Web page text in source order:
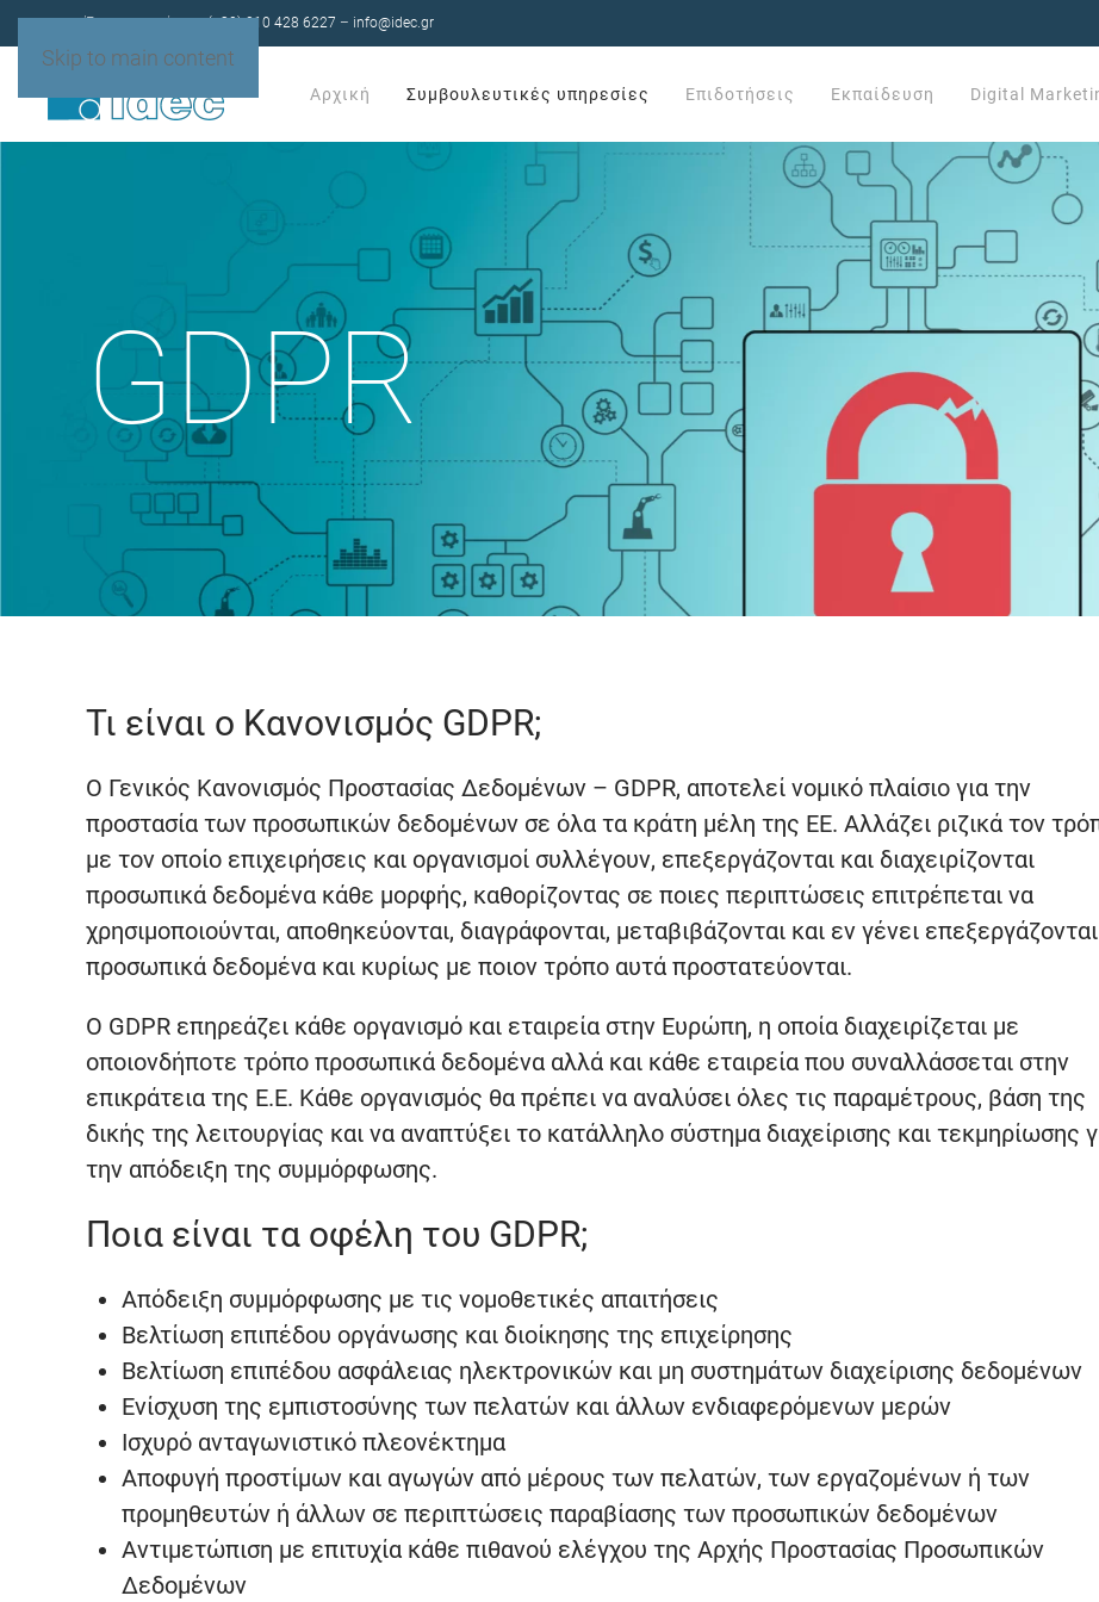
Skip to main content
Έχετε ερωτήσεις;(+30) 210 428 6227 – info@idec.gr
Αρχική Συμβουλευτικές υπηρεσίες Επιδοτήσεις Εκπαίδευση Digital
GDPR
Τι είναι ο Κανονισμός GDPR;
Ο Γενικός Κανονισμός Προστασίας Δεδομένων – GDPR, αποτελεί νομικό πλαίσιο για την
προστασία των προσωπικών δεδομένων σε όλα τα κράτη μέλη της ΕΕ. Αλλάζει ριζικά τον
με τον οποίο επιχειρήσεις και οργανισμοί συλλέγουν, επεξεργάζονται και διαχειρίζονται
προσωπικά δεδομένα κάθε μορφής, καθορίζοντας σε ποιες περιπτώσεις επιτρέπεται να
χρησιμοποιούνται, αποθηκεύονται, διαγράφονται, μεταβιβάζονται και εν γένει
προσωπικά δεδομένα και κυρίως με ποιον τρόπο αυτά προστατεύονται.
Ο GDPR επηρεάζει κάθε οργανισμό και εταιρεία στην Ευρώπη, η οποία διαχειρίζεται με
οποιονδήποτε τρόπο προσωπικά δεδομένα αλλά και κάθε εταιρεία που συναλλάσσεται στην
επικράτεια της Ε.E. Κάθε οργανισμός θα πρέπει να αναλύσει όλες τις παραμέτρους, βάση της
δικής της λειτουργίας και να αναπτύξει το κατάλληλο σύστημα διαχείρισης και τεκμηρίωσης
την απόδειξη της συμμόρφωσης.
Ποια είναι τα οφέλη του GDPR;
Απόδειξη συμμόρφωσης με τις νομοθετικές απαιτήσεις
Βελτίωση επιπέδου οργάνωσης και διοίκησης της επιχείρησης
Βελτίωση επιπέδου ασφάλειας ηλεκτρονικών και μη συστημάτων διαχείρισης δεδομένων
Ενίσχυση της εμπιστοσύνης των πελατών και άλλων ενδιαφερόμενων μερών
Ισχυρό ανταγωνιστικό πλεονέκτημα
Αποφυγή προστίμων και αγωγών από μέρους των πελατών, των εργαζομένων ή των
προμηθευτών ή άλλων σε περιπτώσεις παραβίασης των προσωπικών δεδομένων
Αντιμετώπιση με επιτυχία κάθε πιθανού ελέγχου της Αρχής Προστασίας Προσωπικών
Δεδομένων